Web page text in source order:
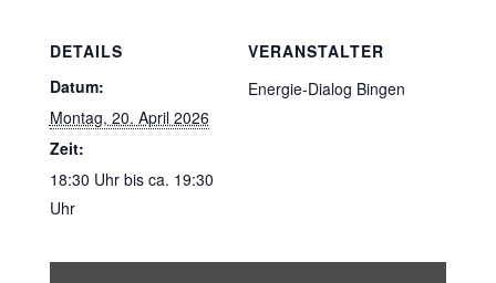
DETAILS
Datum:
Montag, 20. April 2026
Zeit:
18:30 Uhr bis ca. 19:30
Uhr
VERANSTALTER
Energie-Dialog Bingen
„Iframe